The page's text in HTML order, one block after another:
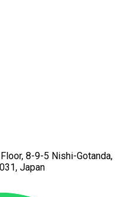
8-9-5 Nishi-Gotanda,
Japan